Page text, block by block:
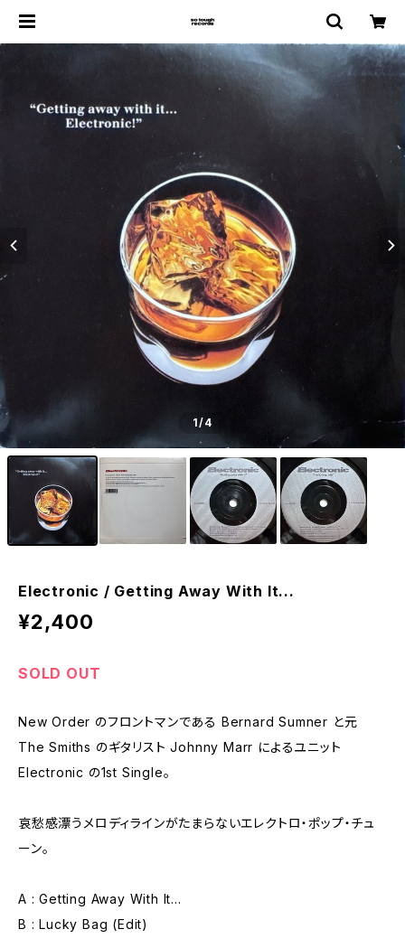
1/4
Electronic / Getting Away With It...
¥2,400
SOLD OUT
New Order のフロントマンである Bernard Sumner と元
The Smiths のギタリスト Johnny Marr によるユニット
Electronic の1st Single。
哀愁感漂うメロディラインがたまらないエレクトロ・ポップ・チュ
ーン。
A : Getting Away With It...
B : Lucky Bag (Edit)